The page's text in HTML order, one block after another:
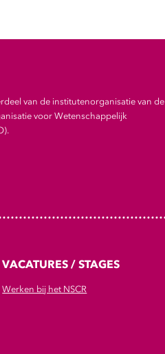
van de institutenorganisatie van de
voor Wetenschappelijk
VACATURES / STAGES
Werken bij het NSCR